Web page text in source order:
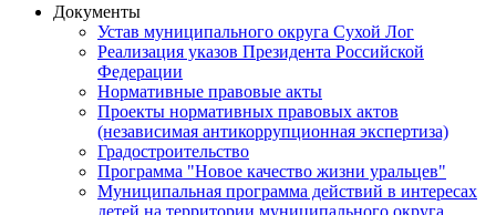
Документы
Устав муниципального округа Сухой Лог
Реализация указов Президента Российской
Федерации
Нормативные правовые акты
Проекты нормативных правовых актов
(независимая антикоррупционная экспертиза)
Градостроительство
Программа "Новое качество жизни уральцев"
Муниципальная программа действий в интересах
детей на территории муниципального округа